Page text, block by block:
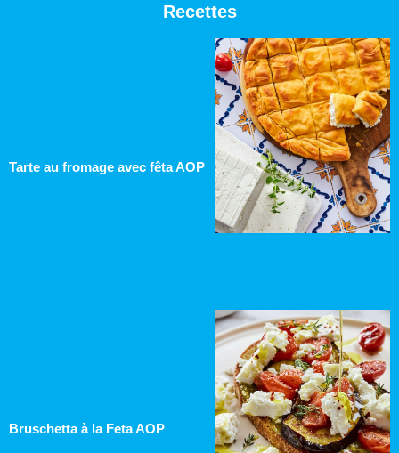
Recettes
Tarte au fromage avec fêta AOP
Bruschetta à la Feta AOP